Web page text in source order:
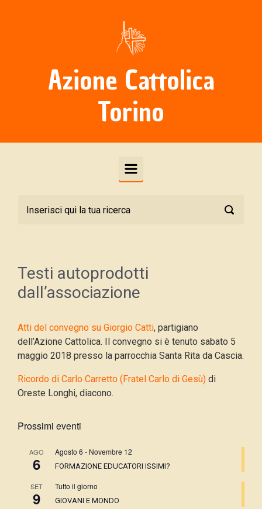
Azione Cattolica
Torino
Testi autoprodotti
dall’associazione
Atti del convegno su Giorgio Catti, partigiano
dell’Azione Cattolica. Il convegno si è tenuto sabato 5
maggio 2018 presso la parrocchia Santa Rita da Cascia.
Ricordo di Carlo Carretto (Fratel Carlo di Gesù) di
Oreste Longhi, diacono.
Prossimi eventi
AGO
6
Agosto 6 - Novembre 12
FORMAZIONE EDUCATORI ISSIMI?
SET
9
Tutto il giorno
GIOVANI E MONDO